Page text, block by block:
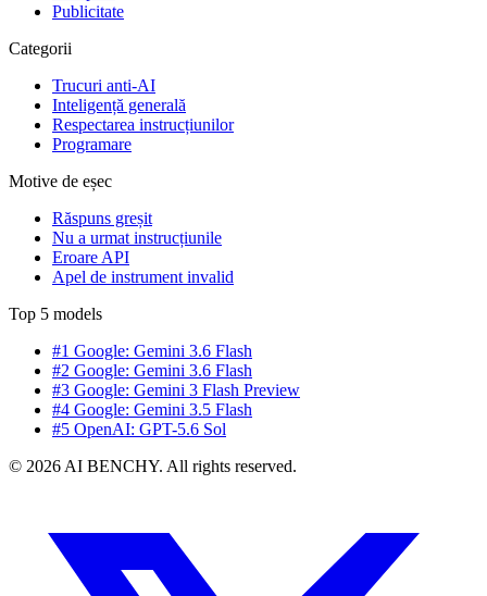
Publicitate
Categorii
Trucuri anti-AI
Inteligență generală
Respectarea instrucțiunilor
Programare
Motive de eșec
Răspuns greșit
Nu a urmat instrucțiunile
Eroare API
Apel de instrument invalid
Top 5 models
#1 Google: Gemini 3.6 Flash
#2 Google: Gemini 3.6 Flash
#3 Google: Gemini 3 Flash Preview
#4 Google: Gemini 3.5 Flash
#5 OpenAI: GPT-5.6 Sol
© 2026 AI BENCHY. All rights reserved.